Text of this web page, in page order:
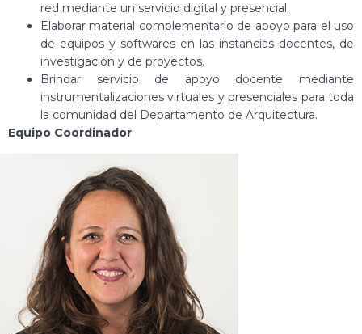
red mediante un servicio digital y presencial.
Elaborar material complementario de apoyo para el uso
de equipos y softwares en las instancias docentes, de
investigación y de proyectos.
Brindar servicio de apoyo docente mediante
instrumentalizaciones virtuales y presenciales para toda
la comunidad del Departamento de Arquitectura.
Equipo Coordinador